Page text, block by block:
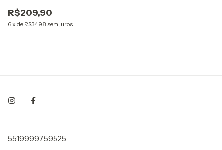
R$209,90
6x de R$34,98 sem juros
5519999759525